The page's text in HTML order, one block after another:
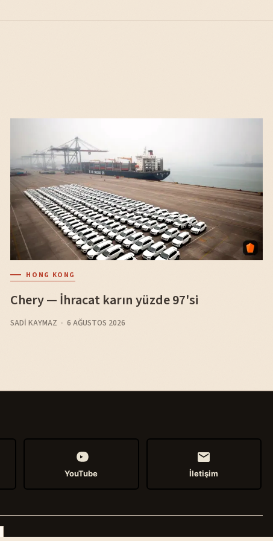
HONG KONG
Chery — İhracat karın yüzde 97'si
SADI KAYMAZ 6 AĞUSTOS 2026
YouTube İletişim